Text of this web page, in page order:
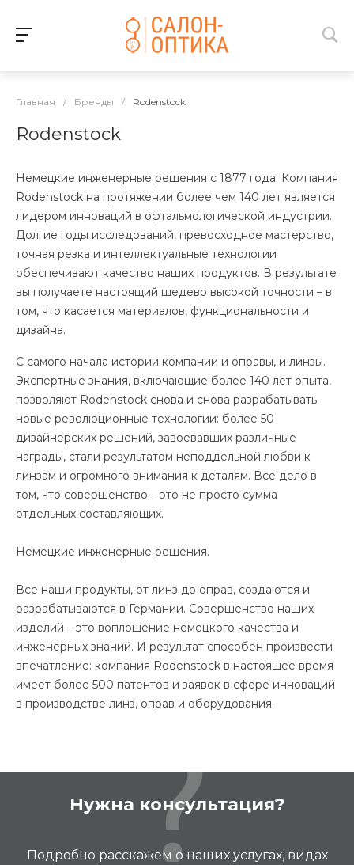
Главная / Бренды / Rodenstock
Rodenstock
Немецкие инженерные решения с 1877 года. Компания
Rodenstock на протяжении более чем 140 лет является
лидером инноваций в офтальмологической индустрии.
Долгие годы исследований, превосходное мастерство,
точная резка и интеллектуальные технологии
обеспечивают качество наших продуктов. В результате
вы получаете настоящий шедевр высокой точности – в
том, что касается материалов, функциональности и
дизайна.
С самого начала истории компании и оправы, и линзы.
Экспертные знания, включающие более 140 лет опыта,
позволяют Rodenstock снова и снова разрабатывать
новые революционные технологии: более 50
дизайнерских решений, завоевавших различные
награды, стали результатом неподдельной любви к
линзам и огромного внимания к деталям. Все дело в
том, что совершенство – это не просто сумма
отдельных составляющих.
Немецкие инженерные решения.
Все наши продукты, от линз до оправ, создаются и
разрабатываются в Германии. Совершенство наших
изделий – это воплощение немецкого качества и
инженерных знаний. И результат способен произвести
впечатление: компания Rodenstock в настоящее время
имеет более 500 патентов и заявок в сфере инноваций
в производстве линз, оправ и оборудования.
Нужна консультация?
Подробно расскажем о наших услугах, видах